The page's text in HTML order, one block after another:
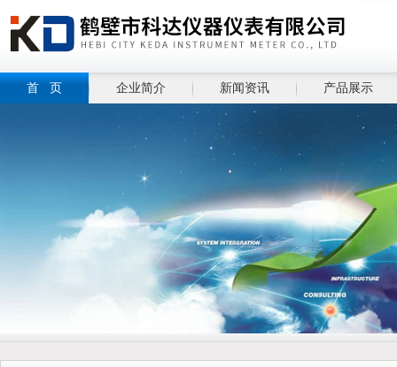
首 页 企业简介 新闻资讯 产品展示